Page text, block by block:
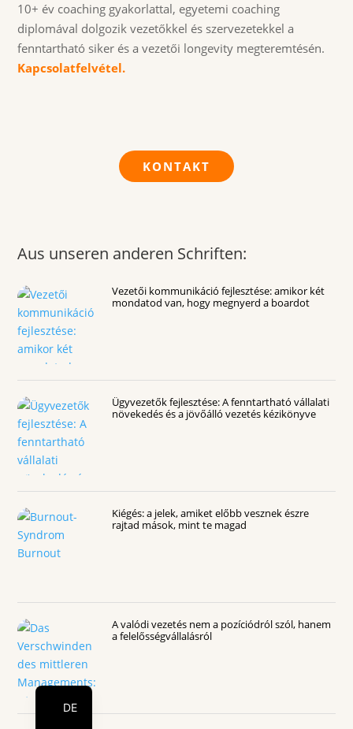
10+ év coaching gyakorlattal, egyetemi coaching
diplomával dolgozik vezetőkkel és szervezetekkel a
fenntartható siker és a vezetői longevity megteremtésén.
Kapcsolatfelvétel.
KONTAKT
Aus unseren anderen Schriften:
Vezetői kommunikáció fejlesztése: amikor két
mondatod van, hogy megnyerd a boardot
Ügyvezetők fejlesztése: A fenntartható vállalati
növekedés és a jövőálló vezetés kézikönyve
Kiégés: a jelek, amiket előbb vesznek észre
rajtad mások, mint te magad
A valódi vezetés nem a pozíciódról szól, hanem
a felelősségvállalásról
DE
HU